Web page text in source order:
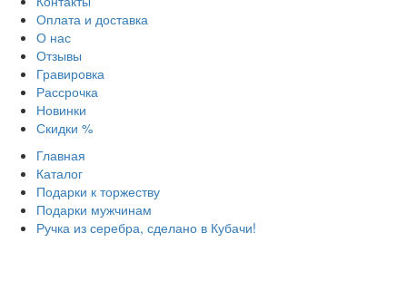
Оплата и доставка
О нас
Отзывы
Гравировка
Рассрочка
Новинки
Скидки %
Главная
Каталог
Подарки к торжеству
Подарки мужчинам
Ручка из серебра, сделано в Кубачи!